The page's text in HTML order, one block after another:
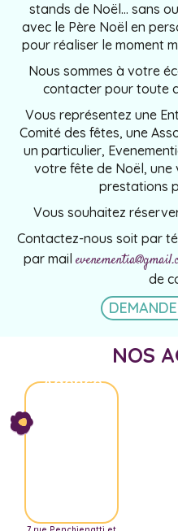
stands de Noël… sans
avec le Père Noël en
pour réaliser le moment
Nous sommes à votre
contacter pour toute
Vous représentez une
Comité des fêtes, une
un particulier,
votre fête de Noël, une
prestations
Vous souhaitez
Contactez-nous soit par
par mail
de
NOS
Agence